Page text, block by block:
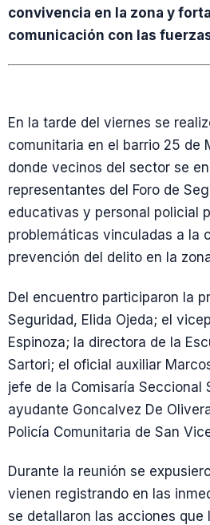
convivencia en la zona y
comunicación con las
En la tarde del viernes se
comunitaria en el barrio 25 de
donde vecinos del sector se
representantes del Foro de
educativas y personal policial
problemáticas vinculadas a la
prevención del delito en la
Del encuentro participaron la
Seguridad, Elida Ojeda; el
Espinoza; la directora de la
Sartori; el oficial auxiliar
jefe de la Comisaría Seccional
ayudante Goncalvez De
Policía Comunitaria de San
Durante la reunión se
vienen registrando en las
se detallaron las acciones que